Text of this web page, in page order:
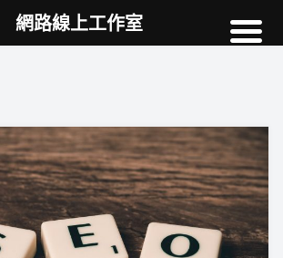
高雄網頁設計
網站SEO
NEWS
教學
AI
網路線上工作室